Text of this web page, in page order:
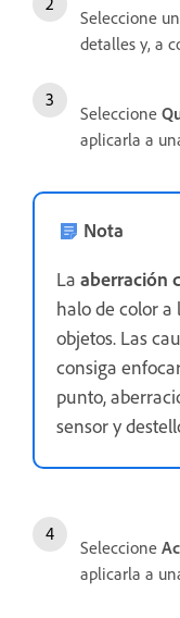
Seleccione
detalles y, a
Seleccione
aplicarla a
Nota
La aberración
halo de color a
objetos. Las
consiga
punto,
sensor y
Seleccione
aplicarla a